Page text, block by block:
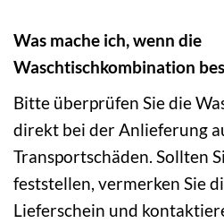
Was mache ich, wenn die
Waschtischkombination
Bitte überprüfen Sie die
direkt bei der Anlieferung
Transportschäden. Sollten
feststellen, vermerken Sie
Lieferschein und